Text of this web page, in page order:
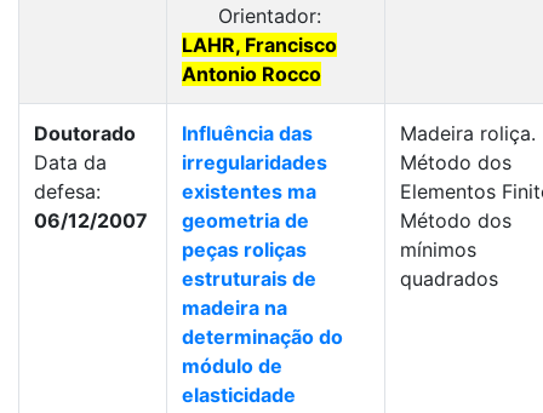
Orientador:
LAHR, Francisco
Antonio Rocco
Doutorado
Data da
defesa:
06/12/2007
Influência das
irregularidades
existentes ma
geometria de
peças roliças
estruturais de
madeira na
determinação do
módulo de
elasticidade
Madeira roliça.
Método dos
Elementos
Método dos
mínimos
quadrados